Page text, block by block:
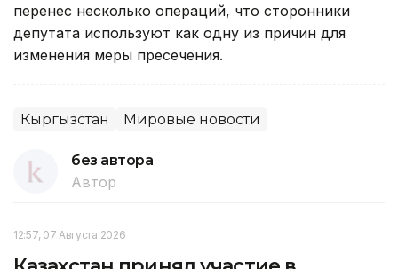
перенес несколько операций, что сторонники
депутата используют как одну из причин для
изменения меры пресечения.
Кыргызстан Мировые новости
без автора
Автор
12:57, 07 Августа 2026